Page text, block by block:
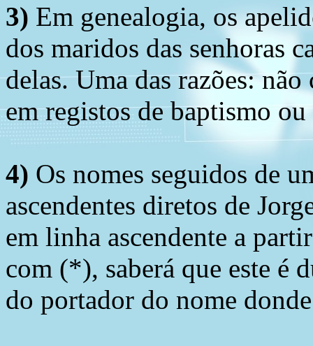
3) Em genealogia, os
dos maridos das senhoras
delas. Uma das razões:
em registos de baptismo
4) Os nomes seguidos de
ascendentes diretos de
em linha ascendente a
com (*), saberá que este é
do portador do nome